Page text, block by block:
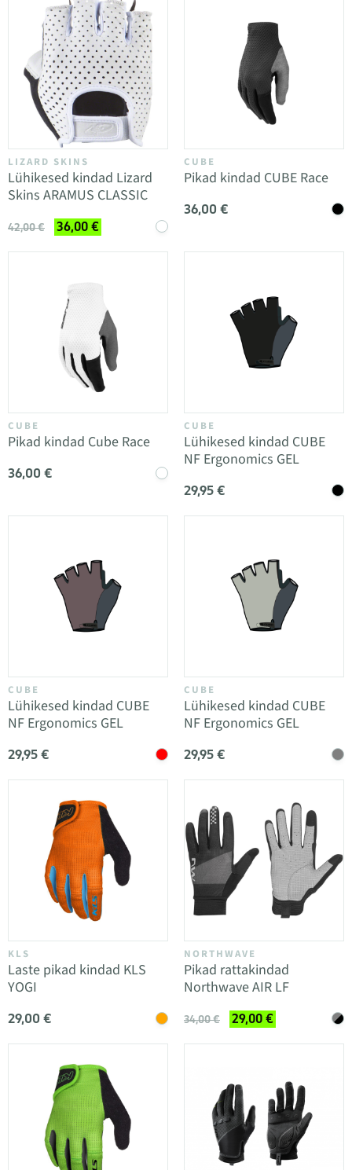
LIZARD SKINS
Lühikesed kindad Lizard
Skins ARAMUS CLASSIC
42,00 € 36,00 €
CUBE
Pikad kindad CUBE Race
36,00 €
CUBE
Pikad kindad Cube Race
36,00 €
CUBE
Lühikesed kindad CUBE
NF Ergonomics GEL
29,95 €
CUBE
Lühikesed kindad CUBE
NF Ergonomics GEL
29,95 €
CUBE
Lühikesed kindad CUBE
NF Ergonomics GEL
29,95 €
KLS
Laste pikad kindad KLS
YOGI
29,00 €
NORTHWAVE
Pikad rattakindad
Northwave AIR LF
34,00 € 29,00 €